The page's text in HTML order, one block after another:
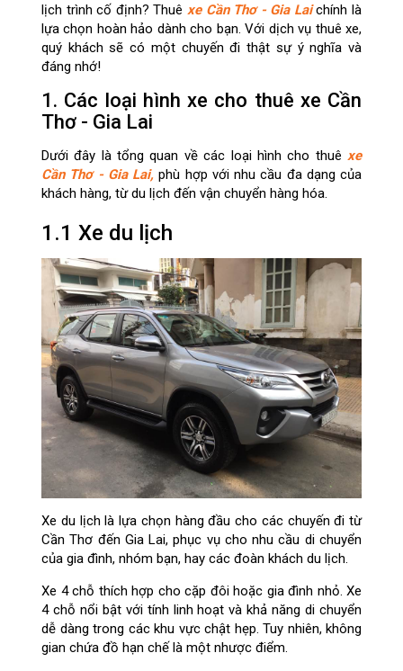
lịch trình cố định? Thuê xe Cần Thơ - Gia Lai chính là
lựa chọn hoàn hảo dành cho bạn. Với dịch vụ thuê xe,
quý khách sẽ có một chuyến đi thật sự ý nghĩa và
đáng nhớ!
1. Các loại hình xe cho thuê xe Cần
Thơ - Gia Lai
Dưới đây là tổng quan về các loại hình cho thuê xe
Cần Thơ - Gia Lai, phù hợp với nhu cầu đa dạng của
khách hàng, từ du lịch đến vận chuyển hàng hóa.
1.1 Xe du lịch
Xe du lịch là lựa chọn hàng đầu cho các chuyến đi từ
Cần Thơ đến Gia Lai, phục vụ cho nhu cầu di chuyển
của gia đình, nhóm bạn, hay các đoàn khách du lịch.
Xe 4 chỗ thích hợp cho cặp đôi hoặc gia đình nhỏ. Xe
4 chỗ nổi bật với tính linh hoạt và khả năng di chuyển
dễ dàng trong các khu vực chật hẹp. Tuy nhiên, không
gian chứa đồ hạn chế là một nhược điểm.